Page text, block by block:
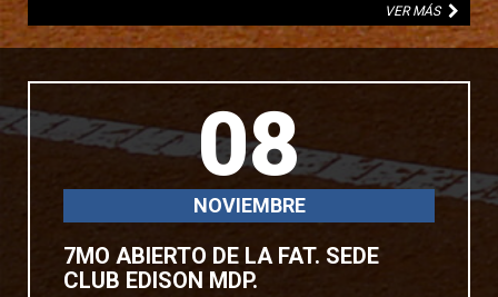
VER MÁS
08
NOVIEMBRE
7MO ABIERTO DE LA FAT. SEDE
CLUB EDISON MDP.